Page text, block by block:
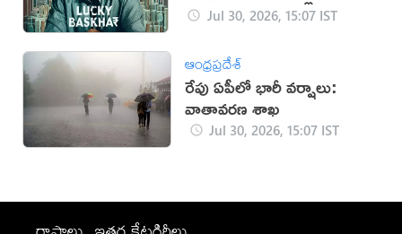
Jul 30, 2026, 15:07 IST
ఆంధ్రప్రదేశ్
రేపు ఏపీలో భారీ వర్షాలు:
వాతావరణ శాఖ
Jul 30, 2026, 15:07 IST